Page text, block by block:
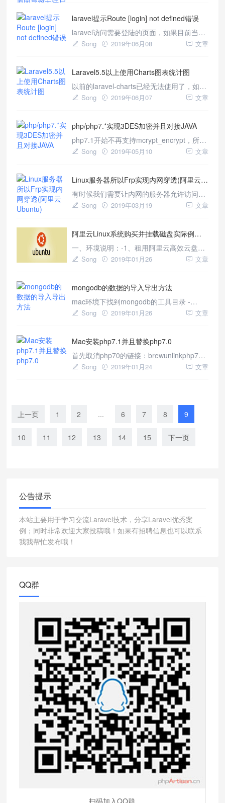
了，解决了几个小时才能解决，真心累；同
时感谢35419063群里的群主大大。一、报
错情况Ma
laravel提示Route [login] not defined错误
laravel访问需要登陆的页面，如果目前当时
已经退出登陆，会出现如上图报错：
vendor/laravel/framew
Song 2019年06月08 文章
Laravel5.5以上使用Charts图表统计图
以前的laravel-charts已经无法使用了，如何
在Laravel5.5以上使用Charts图表统计图。
装： composerrequireconsoletvs
Song 2019年06月07 文章
php/php7.*实现3DES加密并且对接JAVA
php7.1开始不再支持mcrypt_encrypt，所有
这里会有2个版本的3DES加密并且对接
$size=mcrypt_get_block_s
Song 2019年05月10 文章
Linux服务器所以Frp实现内网穿透(阿里云Ubuntu)
有时候我们需要让内网的服务器允许访问，
但是自己内网家庭常用带宽，我发直接访问
内网穿透工具，配置如下，你需要的东西
有： -公网服务器，具有外网IP(如阿里云,腾
讯云等服务器) -内网服务器，能联网即可。
Song 2019年03月19 文章
阿里云Linux系统购买并挂载磁盘实际例子(ubuntu系统)
一、环境说明：-1、租用阿里云高效云盘并
且挂载到了服务器：/dev/vdb-2、文件系统
的，一般不要去占用。二、分区与挂载：
Song 2019年01月26 文章
mongodb的数据的导入导出方法
mac环境下找到mongodb的工具目录 -
cd/usr/local/Cellar/mongodb/4.0.1/bin 一、
Song 2019年01月26 文章
Mac安装php7.1并且替换php7.0
首先取消php70的链接：brewunlinkphp70
接下来安装：brewinfophp71安装结果如
Song 2019年01月24 文章
上一页 1 2 ... 6 7 8 9
10 11 12 13 14 15 下一页
公告提示
本站主要用于学习交流Laravel技术，分享Laravel优秀案
例；同时非常欢迎大家投稿哦！如果有招聘信息也可以联系
我我帮忙发布哦！
QQ群